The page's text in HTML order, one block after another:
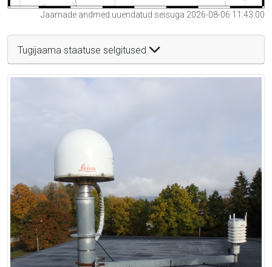
Jaamade andmed uuendatud seisuga 2026-08-06 11:43:00
Tugijaama staatuse selgitused